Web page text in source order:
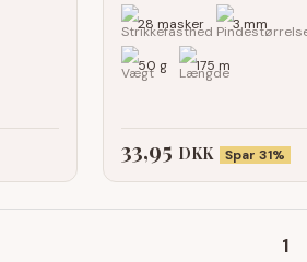
28 masker 3 mm
50 g 175 m
33,95 DKK Spar 31%
1